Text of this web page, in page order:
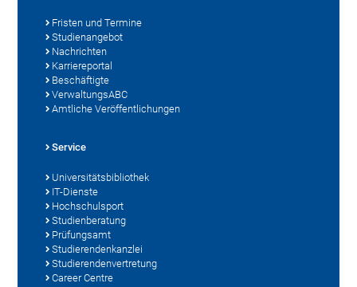
Fristen und Termine
Studienangebot
Nachrichten
Karriereportal
Beschäftigte
VerwaltungsABC
Amtliche Veröffentlichungen
Service
Universitätsbibliothek
IT-Dienste
Hochschulsport
Studienberatung
Prüfungsamt
Studierendenkanzlei
Studierendenvertretung
Career Centre